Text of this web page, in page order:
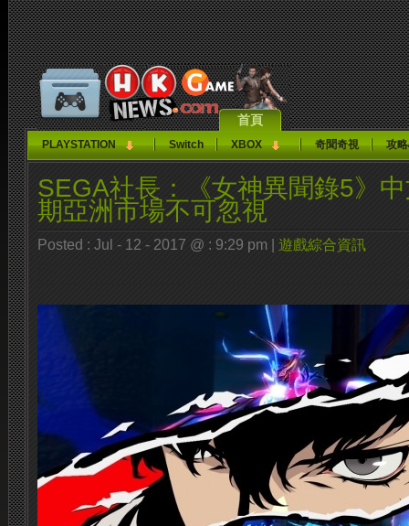
首頁
PLAYSTATION Switch XBOX 奇聞奇視 攻
SEGA社長：《女神異聞錄5》
期亞洲市場不可忽視
Posted : Jul - 12 - 2017 @ : 9:29 pm | 遊戲綜合資訊